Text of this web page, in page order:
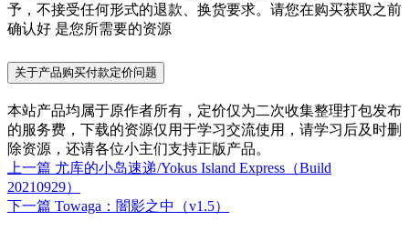
予，不接受任何形式的退款、换货要求。请您在购买获取之前
确认好 是您所需要的资源
关于产品购买付款定价问题
本站产品均属于原作者所有，定价仅为二次收集整理打包发布
的服务费，下载的资源仅用于学习交流使用，请学习后及时删
除资源，还请各位小主们支持正版产品。
上一篇 尤库的小岛速递/Yokus Island Express（Build
20210929）
下一篇 Towaga：闇影之中（v1.5）